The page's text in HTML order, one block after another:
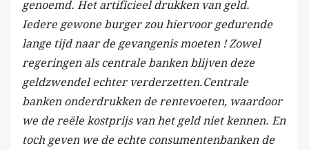
genoemd. Het artificieel drukken van geld.
Iedere gewone burger zou hiervoor gedurende
lange tijd naar de gevangenis moeten ! Zowel
regeringen als centrale banken blijven deze
geldzwendel echter verderzetten.Centrale
banken onderdrukken de rentevoeten, waardoor
we de reële kostprijs van het geld niet kennen. En
toch geven we de echte consumentenbanken de